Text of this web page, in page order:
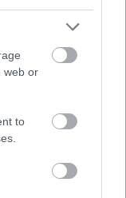
web or
to
vb -